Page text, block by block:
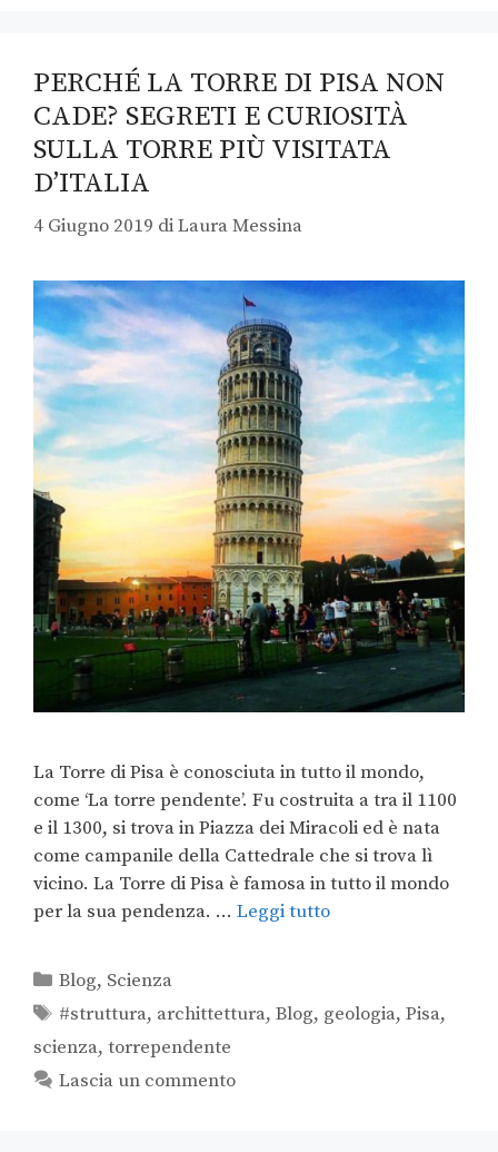
PERCHÉ LA TORRE DI PISA NON
CADE? SEGRETI E CURIOSITÀ
SULLA TORRE PIÙ VISITATA
D’ITALIA
4 Giugno 2019 diLaura Messina
La Torre di Pisa è conosciuta in tutto il mondo,
come ‘La torre pendente’. Fu costruita a tra il 1100
e il 1300, si trova in Piazza dei Miracoli ed è nata
come campanile della Cattedrale che si trova lì
vicino. La Torre di Pisa è famosa in tutto il mondo
per la sua pendenza. … Leggi tutto
Blog, Scienza
#struttura, archittettura,Blog, geologia,Pisa,
scienza, torrependente
Lascia un commento